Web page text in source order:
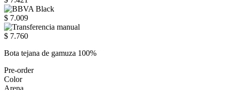
$ 7.009
$ 7.760
Bota tejana de gamuza 100%
Pre-order
Color
Arena